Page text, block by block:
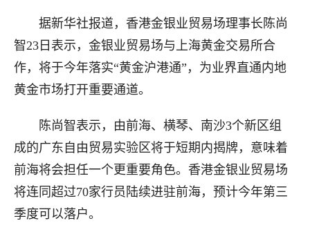
据新华社报道，香港金银业贸易场理事长陈尚
智23日表示，金银业贸易场与上海黄金交易所合
作，将于今年落实“黄金沪港通”，为业界直通内地
黄金市场打开重要通道。
陈尚智表示，由前海、横琴、南沙3个新区组
成的广东自由贸易实验区将于短期内揭牌，意味着
前海将会担任一个更重要角色。香港金银业贸易场
将连同超过70家行员陆续进驻前海，预计今年第三
季度可以落户。